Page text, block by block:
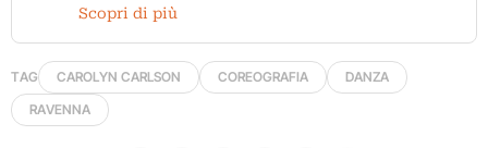
Scopri di più
TAG CAROLYN CARLSON COREOGRAFIA
DANZA
RAVENNA